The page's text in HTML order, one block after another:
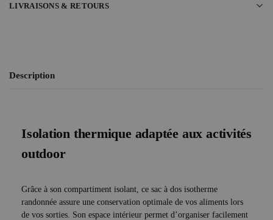
LIVRAISONS & RETOURS
Description
Isolation thermique adaptée aux activités
outdoor
Grâce à son compartiment isolant, ce sac à dos isotherme
randonnée assure une conservation optimale de vos aliments lors
de vos sorties. Son espace intérieur permet d’organiser facilement